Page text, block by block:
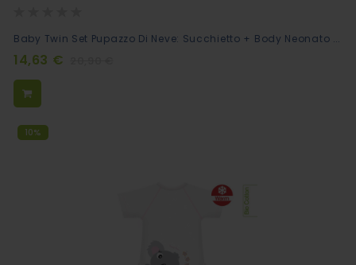
Baby Twin Set Pupazzo Di Neve: Succhietto + Body Neonato Coordinati
14,63 €
Aggiungi
al
Carrello
10%